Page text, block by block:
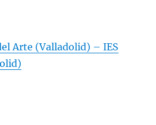
Arte (Valladolid) – IES